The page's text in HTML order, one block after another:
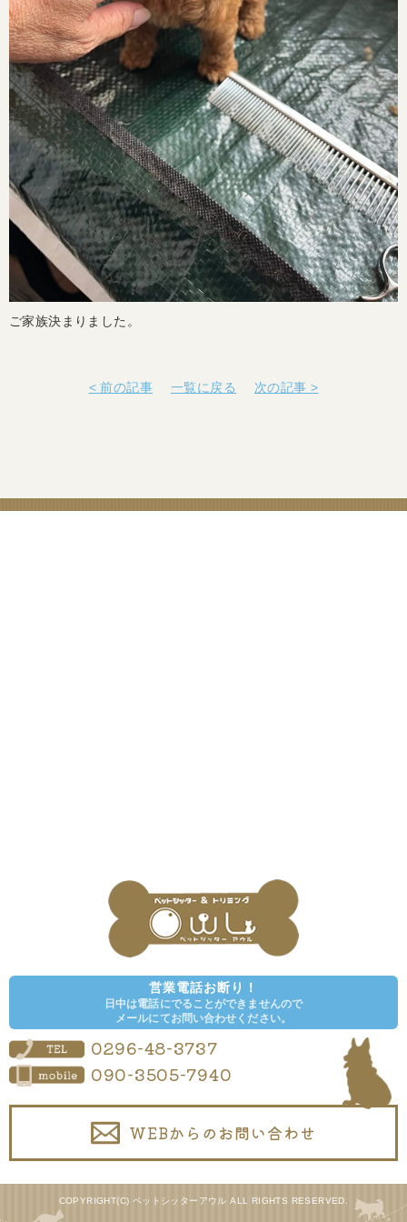
ご家族決まりました。
< 前の記事 一覧に戻る 次の記事 >
営業電話お断り！
日中は電話にでることができませんので
メールにてお問い合わせください。
0296-48-3737
090-3505-7940
WEBからのお問い合わせ
COPYRIGHT(C) ペットシッターアウル ALL RIGHTS RESERVED.